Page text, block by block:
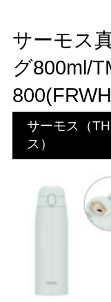
サーモス
グ800ml/
サーモス（
ス）